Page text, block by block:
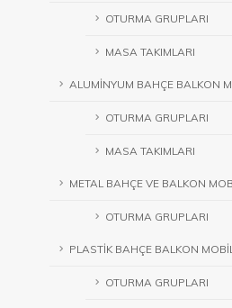
OTURMA GRUPLARI
MASA TAKIMLARI
ALUMİNYUM BAHÇE BALKON
OTURMA GRUPLARI
MASA TAKIMLARI
METAL BAHÇE VE BALKON
OTURMA GRUPLARI
PLASTİK BAHÇE BALKON
OTURMA GRUPLARI